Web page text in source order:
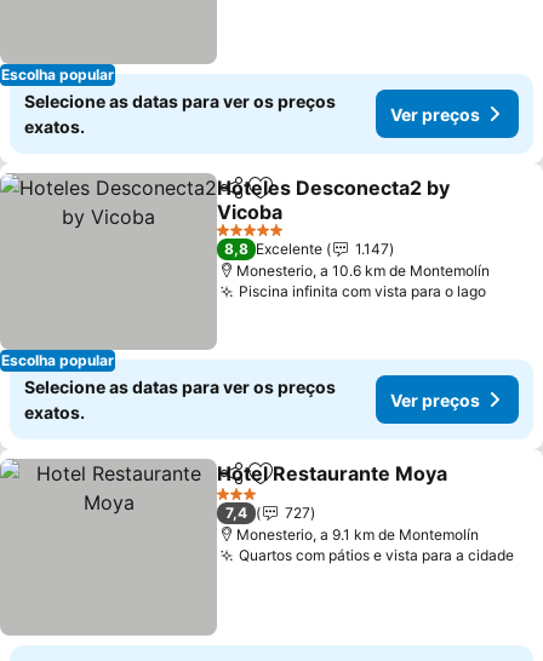
Escolha popular
Selecione as datas para ver os preços
exatos.
Ver preços
Escolha popular
PartilharAdicionar aos favoritos
Hoteles Desconecta2 by
Vicoba
5 Estrelas
8,8 Excelente
1.147
Monesterio, a 10.6 km de Montemolín
Piscina infinita com vista para o lago
Selecione as datas para ver os preços
exatos.
Ver preços
PartilharAdicionar aos favoritos
Hotel Restaurante Moya
3 Estrelas
7,4
727
Monesterio, a 9.1 km de Montemolín
Quartos com pátios e vista para a cidade